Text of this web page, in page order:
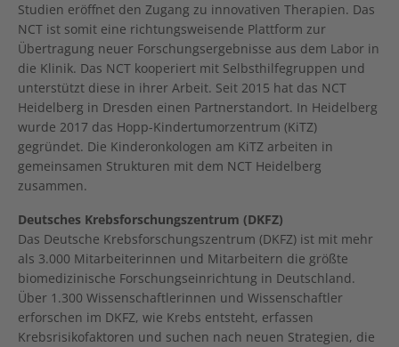
Studien eröffnet den Zugang zu innovativen Therapien. Das
NCT ist somit eine richtungsweisende Plattform zur
Übertragung neuer Forschungsergebnisse aus dem Labor in
die Klinik. Das NCT kooperiert mit Selbsthilfegruppen und
unterstützt diese in ihrer Arbeit. Seit 2015 hat das NCT
Heidelberg in Dresden einen Partnerstandort. In Heidelberg
wurde 2017 das Hopp-Kindertumorzentrum (KiTZ)
gegründet. Die Kinderonkologen am KiTZ arbeiten in
gemeinsamen Strukturen mit dem NCT Heidelberg
zusammen.
Deutsches Krebsforschungszentrum (DKFZ)
Das Deutsche Krebsforschungszentrum (DKFZ) ist mit mehr
als 3.000 Mitarbeiterinnen und Mitarbeitern die größte
biomedizinische Forschungseinrichtung in Deutschland.
Über 1.300 Wissenschaftlerinnen und Wissenschaftler
erforschen im DKFZ, wie Krebs entsteht, erfassen
Krebsrisikofaktoren und suchen nach neuen Strategien, die